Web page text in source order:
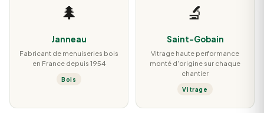
🌲
Janneau
Fabricant de menuiseries bois
en France depuis 1954
Bois
🔬
Saint-Gobain
Vitrage haute performance
monté d'origine sur chaque
chantier
Vitrage